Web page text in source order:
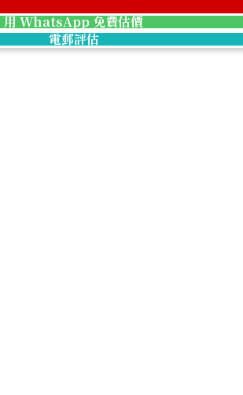
用 WhatsApp 免費估價
電郵評估